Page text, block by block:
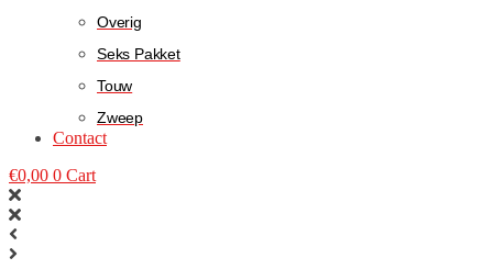
Overig
Seks Pakket
Touw
Zweep
Contact
€0,00 0 Cart